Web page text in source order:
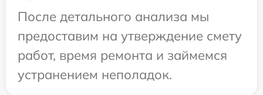
После детального анализа мы
предоставим на утверждение смету
работ, время ремонта и займемся
устранением неполадок.